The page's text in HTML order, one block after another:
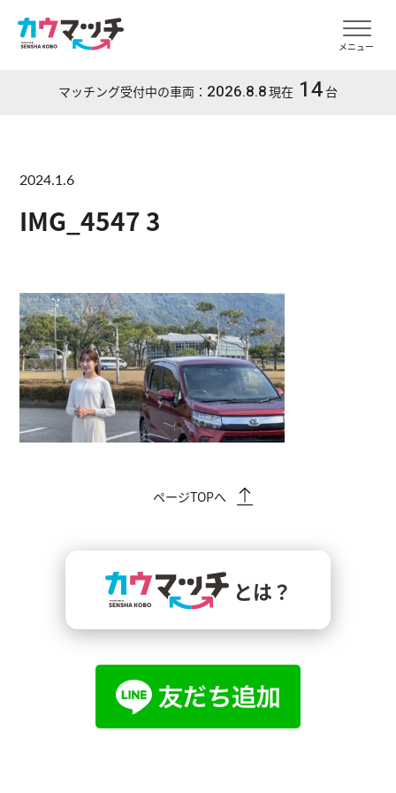
メニュー
マッチング受付中の車両： 2026.8.8現在 14 台
2024.1.6
IMG_4547 3
ページTOPへ
とは？